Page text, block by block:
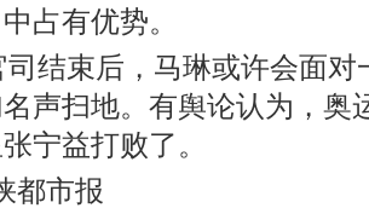
占有优势。
司结束后，马琳或许会面
声扫地。有舆论认为，奥
宁益打败了。
都市报